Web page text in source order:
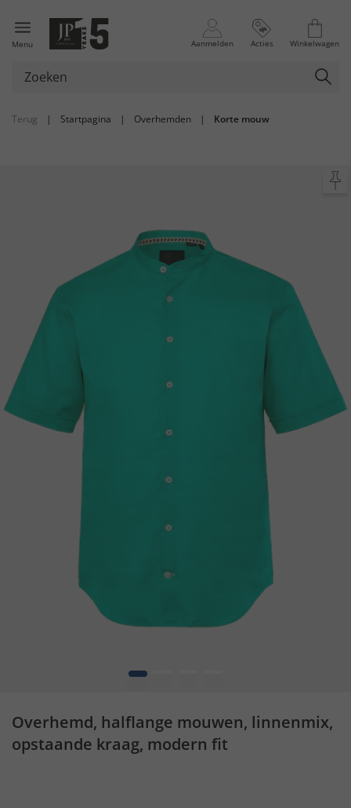
Menu Aanmelden Acties Winkelwagen
Terug | Startpagina | Overhemden | Korte mouw
1
Overhemd, halflange mouwen, linnenmix,
opstaande kraag, modern fit